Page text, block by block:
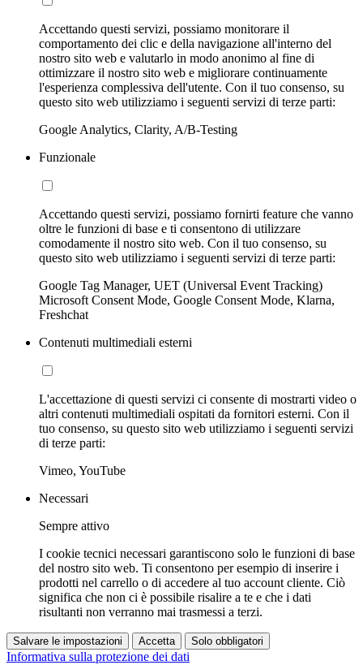
Accettando questi servizi, possiamo monitorare il
comportamento dei clic e della navigazione all'interno del
nostro sito web e valutarlo in modo anonimo al fine di
ottimizzare il nostro sito web e migliorare continuamente
l'esperienza complessiva dell'utente. Con il tuo consenso, su
questo sito web utilizziamo i seguenti servizi di terze parti:
Google Analytics, Clarity, A/B-Testing
Funzionale
Accettando questi servizi, possiamo fornirti feature che vanno
oltre le funzioni di base e ti consentono di utilizzare
comodamente il nostro sito web. Con il tuo consenso, su
questo sito web utilizziamo i seguenti servizi di terze parti:
Google Tag Manager, UET (Universal Event Tracking)
Microsoft Consent Mode, Google Consent Mode, Klarna,
Freshchat
Contenuti multimediali esterni
L'accettazione di questi servizi ci consente di mostrarti video o
altri contenuti multimediali ospitati da fornitori esterni. Con il
tuo consenso, su questo sito web utilizziamo i seguenti servizi
di terze parti:
Vimeo, YouTube
Necessari
Sempre attivo
I cookie tecnici necessari garantiscono solo le funzioni di base
del nostro sito web. Ti consentono per esempio di inserire i
prodotti nel carrello o di accedere al tuo account cliente. Ciò
significa che non ci è possibile risalire a te e che i dati
risultanti non verranno mai trasmessi a terzi.
Salvare le impostazioni Accetta Solo obbligatori
Informativa sulla protezione dei dati